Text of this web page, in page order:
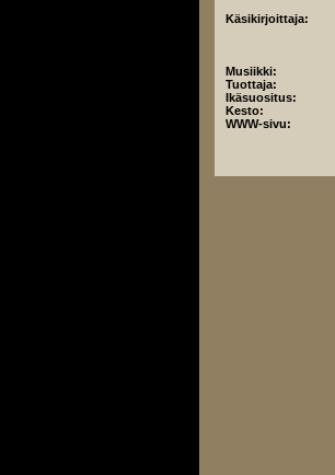
Käsikirjoittaja:
Musiikki:
Tuottaja:
Ikäsuositus:
Kesto:
WWW-sivu: